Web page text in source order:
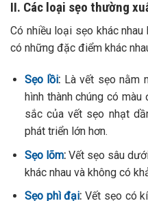
II. Các loại sẹo thường
Có nhiều loại sẹo khác
có những đặc điểm khác
Sẹo lồi: Là vết sẹo nằm
hình thành chúng có
sắc của vết sẹo nhạt
phát triển lớn hơn.
Sẹo lõm:Vết sẹo sâu
khác nhau và không có
Sẹo phì đại: Vết sẹo có